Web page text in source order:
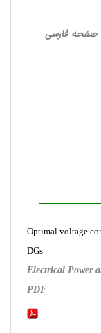
، مهندسی برق قدرت، مهندسی برق کنترل، 24 صفحه فارسی
Optimal voltage
DGs
Electrical Power
PDF